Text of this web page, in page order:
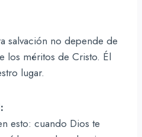
salvación no depende de
los méritos de Cristo. Él
lugar.
esto: cuando Dios te